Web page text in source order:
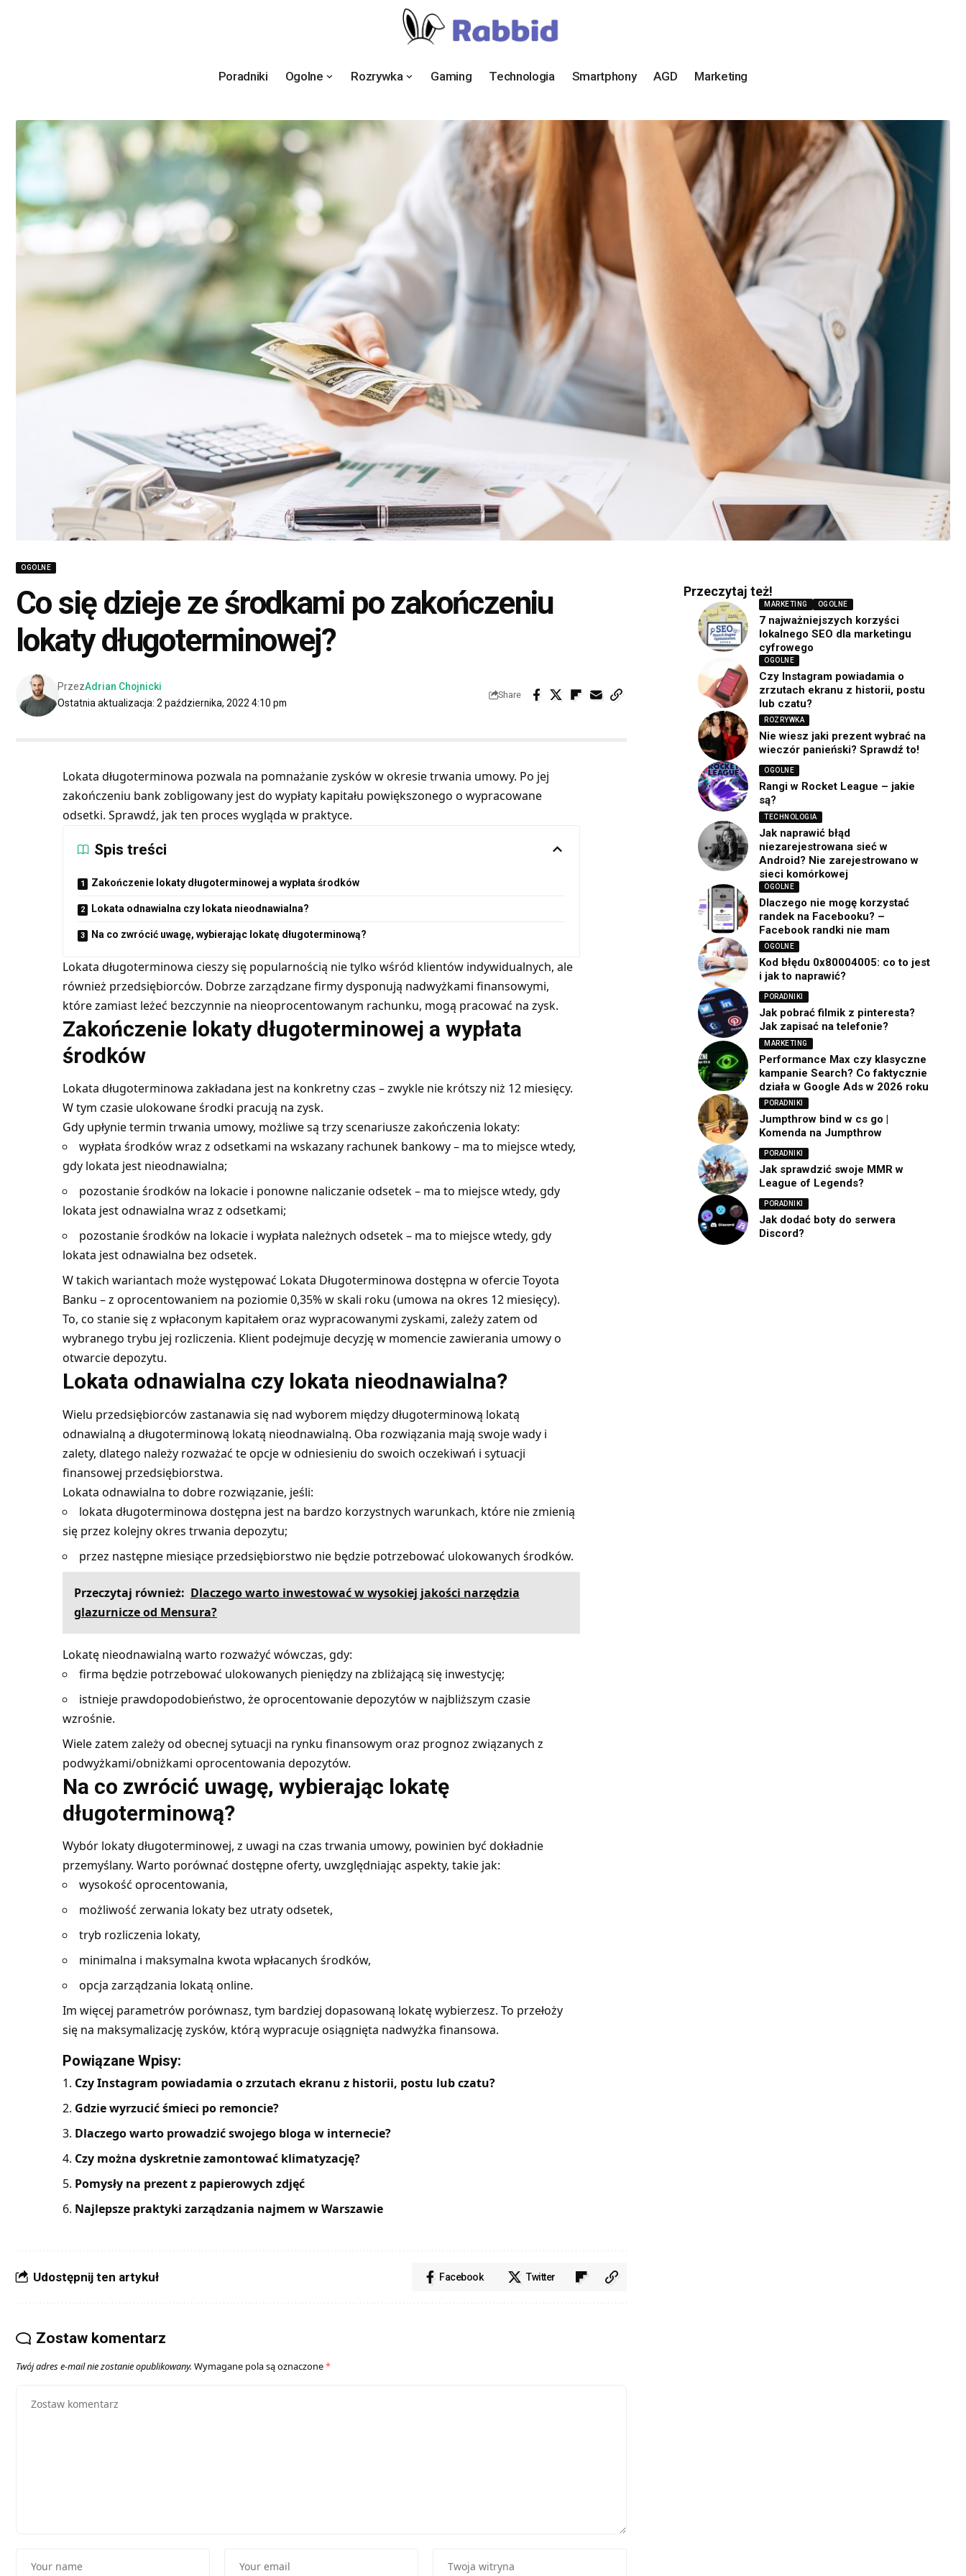
Poradniki Ogolne Rozrywka Gaming Technologia Smartphony AGD Marketing
OGOLNE
Co się dzieje ze środkami po zakończeniu
lokaty długoterminowej?
Ostatnia aktualizacja: 2 października, 2022 4:10 pm
PrzezAdrian Chojnicki
Share
Lokata długoterminowa pozwala na pomnażanie zysków w okresie trwania umowy. Po jej
zakończeniu bank zobligowany jest do wypłaty kapitału powiększonego o wypracowane
odsetki. Sprawdź, jak ten proces wygląda w praktyce.
Spis treści
Zakończenie lokaty długoterminowej a wypłata środków
Lokata odnawialna czy lokata nieodnawialna?
Na co zwrócić uwagę, wybierając lokatę długoterminową?
Lokata długoterminowa cieszy się popularnością nie tylko wśród klientów indywidualnych, ale
również przedsiębiorców. Dobrze zarządzane firmy dysponują nadwyżkami finansowymi,
które zamiast leżeć bezczynnie na nieoprocentowanym rachunku, mogą pracować na zysk.
Zakończenie lokaty długoterminowej a wypłata
środków
Lokata długoterminowa zakładana jest na konkretny czas – zwykle nie krótszy niż 12 miesięcy.
W tym czasie ulokowane środki pracują na zysk.
Gdy upłynie termin trwania umowy, możliwe są trzy scenariusze zakończenia lokaty:
wypłata środków wraz z odsetkami na wskazany rachunek bankowy – ma to miejsce wtedy,
gdy lokata jest nieodnawialna;
pozostanie środków na lokacie i ponowne naliczanie odsetek – ma to miejsce wtedy, gdy
lokata jest odnawialna wraz z odsetkami;
pozostanie środków na lokacie i wypłata należnych odsetek – ma to miejsce wtedy, gdy
lokata jest odnawialna bez odsetek.
W takich wariantach może występować Lokata Długoterminowa dostępna w ofercie Toyota
Banku – z oprocentowaniem na poziomie 0,35% w skali roku (umowa na okres 12 miesięcy).
To, co stanie się z wpłaconym kapitałem oraz wypracowanymi zyskami, zależy zatem od
wybranego trybu jej rozliczenia. Klient podejmuje decyzję w momencie zawierania umowy o
otwarcie depozytu.
Lokata odnawialna czy lokata nieodnawialna?
Wielu przedsiębiorców zastanawia się nad wyborem między długoterminową lokatą
odnawialną a długoterminową lokatą nieodnawialną. Oba rozwiązania mają swoje wady i
zalety, dlatego należy rozważać te opcje w odniesieniu do swoich oczekiwań i sytuacji
finansowej przedsiębiorstwa.
Lokata odnawialna to dobre rozwiązanie, jeśli:
lokata długoterminowa dostępna jest na bardzo korzystnych warunkach, które nie zmienią
się przez kolejny okres trwania depozytu;
przez następne miesiące przedsiębiorstwo nie będzie potrzebować ulokowanych środków.
Przeczytaj również: Dlaczego warto inwestować w wysokiej jakości narzędzia
glazurnicze od Mensura?
Lokatę nieodnawialną warto rozważyć wówczas, gdy:
firma będzie potrzebować ulokowanych pieniędzy na zbliżającą się inwestycję;
istnieje prawdopodobieństwo, że oprocentowanie depozytów w najbliższym czasie
wzrośnie.
Wiele zatem zależy od obecnej sytuacji na rynku finansowym oraz prognoz związanych z
podwyżkami/obniżkami oprocentowania depozytów.
Na co zwrócić uwagę, wybierając lokatę
długoterminową?
Wybór lokaty długoterminowej, z uwagi na czas trwania umowy, powinien być dokładnie
przemyślany. Warto porównać dostępne oferty, uwzględniając aspekty, takie jak:
wysokość oprocentowania,
możliwość zerwania lokaty bez utraty odsetek,
tryb rozliczenia lokaty,
minimalna i maksymalna kwota wpłacanych środków,
opcja zarządzania lokatą online.
Im więcej parametrów porównasz, tym bardziej dopasowaną lokatę wybierzesz. To przełoży
się na maksymalizację zysków, którą wypracuje osiągnięta nadwyżka finansowa.
Powiązane Wpisy:
Czy Instagram powiadamia o zrzutach ekranu z historii, postu lub czatu?
Gdzie wyrzucić śmieci po remoncie?
Dlaczego warto prowadzić swojego bloga w internecie?
Czy można dyskretnie zamontować klimatyzację?
Pomysły na prezent z papierowych zdjęć
Najlepsze praktyki zarządzania najmem w Warszawie
Udostępnij ten artykuł Facebook Twitter
Zostaw komentarz
Twój adres e-mail nie zostanie opublikowany. Wymagane pola są oznaczone*
Przeczytaj też!
MARKETING OGOLNE
7 najważniejszych korzyści
lokalnego SEO dla marketingu
cyfrowego
OGOLNE
Czy Instagram powiadamia o
zrzutach ekranu z historii, postu
lub czatu?
ROZRYWKA
Nie wiesz jaki prezent wybrać na
wieczór panieński? Sprawdź to!
OGOLNE
Rangi w Rocket League – jakie
są?
TECHNOLOGIA
Jak naprawić błąd
niezarejestrowana sieć w
Android? Nie zarejestrowano w
sieci komórkowej
OGOLNE
Dlaczego nie mogę korzystać
randek na Facebooku? –
Facebook randki nie mam
OGOLNE
Kod błędu 0x80004005: co to jest
i jak to naprawić?
PORADNIKI
Jak pobrać filmik z pinteresta?
Jak zapisać na telefonie?
MARKETING
Performance Max czy klasyczne
kampanie Search? Co faktycznie
działa w Google Ads w 2026 roku
PORADNIKI
Jumpthrow bind w cs go |
Komenda na Jumpthrow
PORADNIKI
Jak sprawdzić swoje MMR w
League of Legends?
PORADNIKI
Jak dodać boty do serwera
Discord?